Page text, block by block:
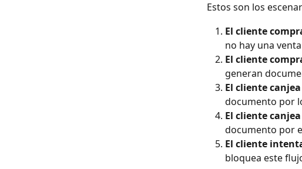
Estos son los
El cliente
no hay una
El cliente
generan
El cliente
documento por
El cliente
documento por
El cliente
bloquea este